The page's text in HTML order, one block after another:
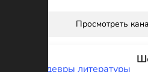
Просмотреть